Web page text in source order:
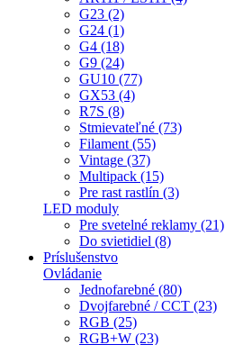
G23 (2)
G24 (1)
G4 (18)
G9 (24)
GU10 (77)
GX53 (4)
R7S (8)
Stmievateľné (73)
Filament (55)
Vintage (37)
Multipack (15)
Pre rast rastlín (3)
LED moduly
Pre svetelné reklamy (21)
Do svietidiel (8)
Príslušenstvo
Ovládanie
Jednofarebné (80)
Dvojfarebné / CCT (23)
RGB (25)
RGB+W (23)